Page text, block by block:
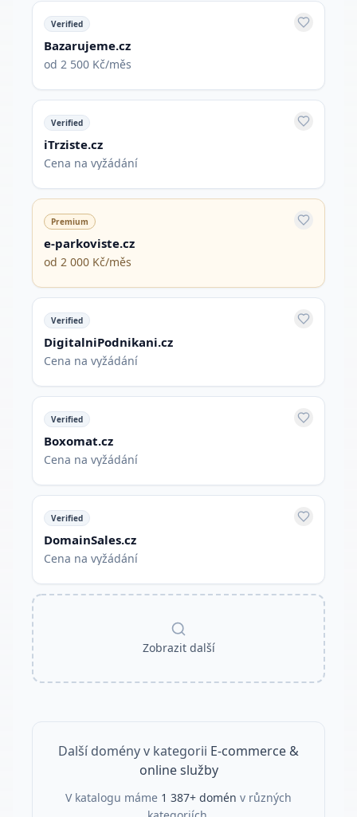
Verified
Bazarujeme.cz
od 2 500 Kč/měs
Verified
iTrziste.cz
Cena na vyžádání
Premium
e-parkoviste.cz
od 2 000 Kč/měs
Verified
DigitalniPodnikani.cz
Cena na vyžádání
Verified
Boxomat.cz
Cena na vyžádání
Verified
DomainSales.cz
Cena na vyžádání
Zobrazit další
Další domény v kategorii E-commerce &
online služby
V katalogu máme 1 387+ domén v různých